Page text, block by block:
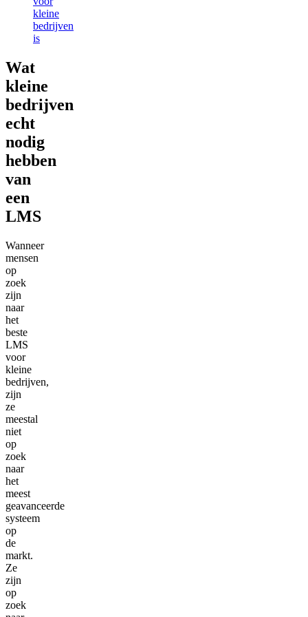
kleine
bedrijven
is
Wat
kleine
bedrijven
echt
nodig
hebben
van
een
LMS
Wanneer
mensen
op
zoek
zijn
naar
het
beste
LMS
voor
kleine
bedrijven,
zijn
ze
meestal
niet
op
zoek
naar
het
meest
geavanceerde
systeem
op
de
markt.
Ze
zijn
op
zoek